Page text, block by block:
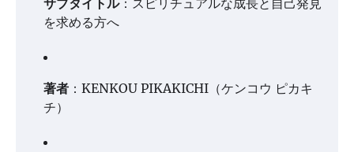
を求める方へ
著者 ：KENKOU PIKAKICHI（ケンコウ ピカキ
チ）